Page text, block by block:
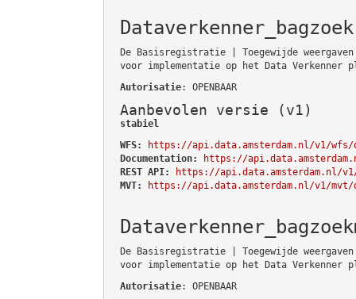
Dataverkenner_bagzoek
De Basisregistratie | Toegewijde
voor implementatie op het Data Verkenner
Autorisatie: OPENBAAR
Aanbevolen versie (v1)
stabiel
WFS:
https://api.data.amsterdam.nl/v1/wfs/
Documentation:
https://
REST API:
https://api.data.amsterdam.nl/
MVT:
https://api.data.amsterdam.nl/v1/mvt/
De Basisregistratie | Toegewijde
voor implementatie op het Data Verkenner
Autorisatie: OPENBAAR